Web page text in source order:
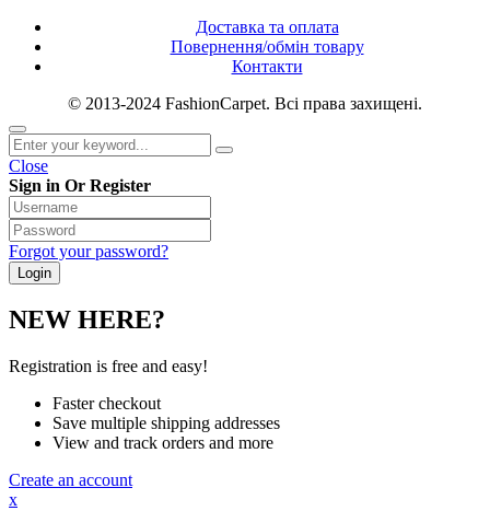
Доставка та оплата
Повернення/обмін товару
Контакти
© 2013-2024 FashionCarpet. Всі права захищені.
Close
Sign in Or Register
Forgot your password?
NEW HERE?
Registration is free and easy!
Faster checkout
Save multiple shipping addresses
View and track orders and more
Create an account
x